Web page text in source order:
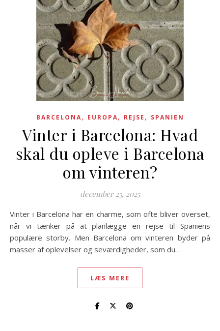
BARCELONA, EUROPA, REJSE , SPANIEN
Vinter i Barcelona: Hvad
skal du opleve i Barcelona
om vinteren?
december 25, 2025
Vinter i Barcelona har en charme, som ofte bliver overset,
når vi tænker på at planlægge en rejse til Spaniens
populære storby. Men Barcelona om vinteren byder på
masser af oplevelser og seværdigheder, som du…
LÆS MERE